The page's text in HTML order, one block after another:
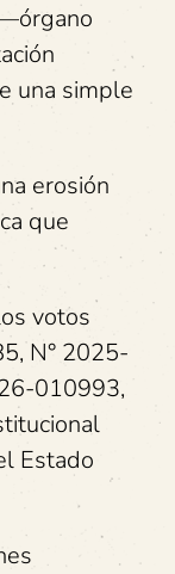
una simple
erosión
que
votos
N° 2025-
010993,
Estado